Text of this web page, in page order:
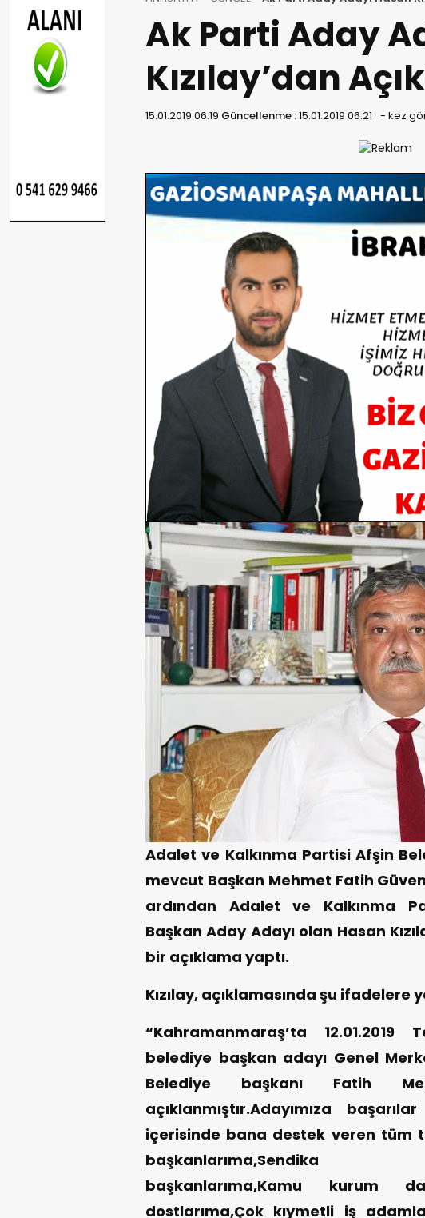
Ak Parti Aday
Kızılay’dan
15.01.2019 06:19 Güncellenme :15.01.2019 06:21 - kez
Adalet ve Kalkınma Partisi Afşin
mevcut Başkan Mehmet Fatih
ardından Adalet ve Kalkınma
Başkan Aday Adayı olan Hasan
bir açıklama yaptı.
Kızılay, açıklamasında şu ifadelere
“Kahramanmaraş’ta
belediye başkan adayı Genel
Belediye başkanı Fatih
açıklanmıştır.Adayımıza
içerisinde bana destek veren tüm
başkanlarıma,Sendika
başkanlarıma,Kamu kurum
dostlarıma,Çok kıymetli iş